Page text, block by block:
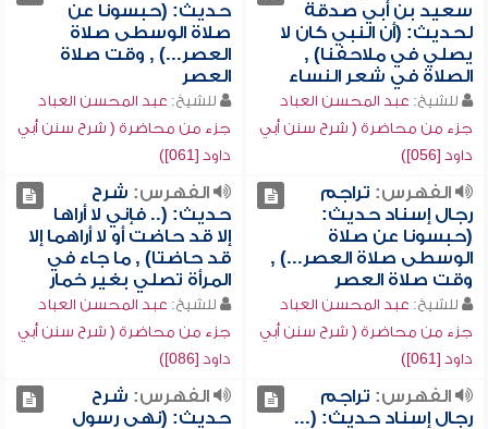
سعيد بن أبي صدقة
لحديث: (أن النبي كان لا
يصلي في ملاحفنا) ,
الصلاة في شعر النساء
للشيخ: عبد المحسن العباد
جزء من محاضرة ( شرح سنن أبي
داود [056])
حديث: (حبسونا عن
صلاة الوسطى صلاة
العصر...) , وقت صلاة
العصر
للشيخ: عبد المحسن العباد
جزء من محاضرة ( شرح سنن أبي
داود [061])
الفهرس: تراجم
رجال إسناد حديث:
(حبسونا عن صلاة
الوسطى صلاة العصر...) ,
وقت صلاة العصر
للشيخ: عبد المحسن العباد
جزء من محاضرة ( شرح سنن أبي
داود [061])
الفهرس: شرح
حديث: (.. فإني لا أراها
إلا قد حاضت أو لا أراهما إلا
قد حاضتا) , ما جاء في
المرأة تصلي بغير خمار
للشيخ: عبد المحسن العباد
جزء من محاضرة ( شرح سنن أبي
داود [086])
الفهرس: تراجم
رجال إسناد حديث: (...
الفهرس: شرح
حديث: (نهى رسول